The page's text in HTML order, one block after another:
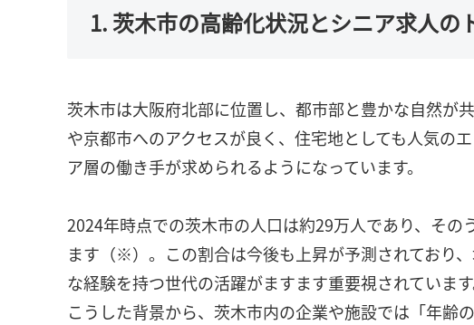
1. 茨木市の高齢化状況とシニア求人の
茨木市は大阪府北部に位置し、都市部と豊かな自然が
や京都市へのアクセスが良く、住宅地としても人気の
ア層の働き手が求められるようになっています。
2024年時点での茨木市の人口は約29万人であり、そ
ます（※）。この割合は今後も上昇が予測されており
な経験を持つ世代の活躍がますます重要視されています
こうした背景から、茨木市内の企業や施設では「年齢